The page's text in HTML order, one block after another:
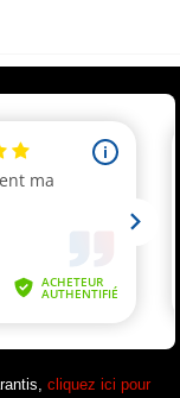
cliquez ici pour